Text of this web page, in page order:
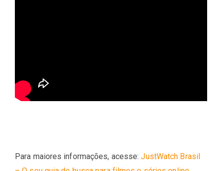
Para maiores informações, acesse:JustWatch Brasil